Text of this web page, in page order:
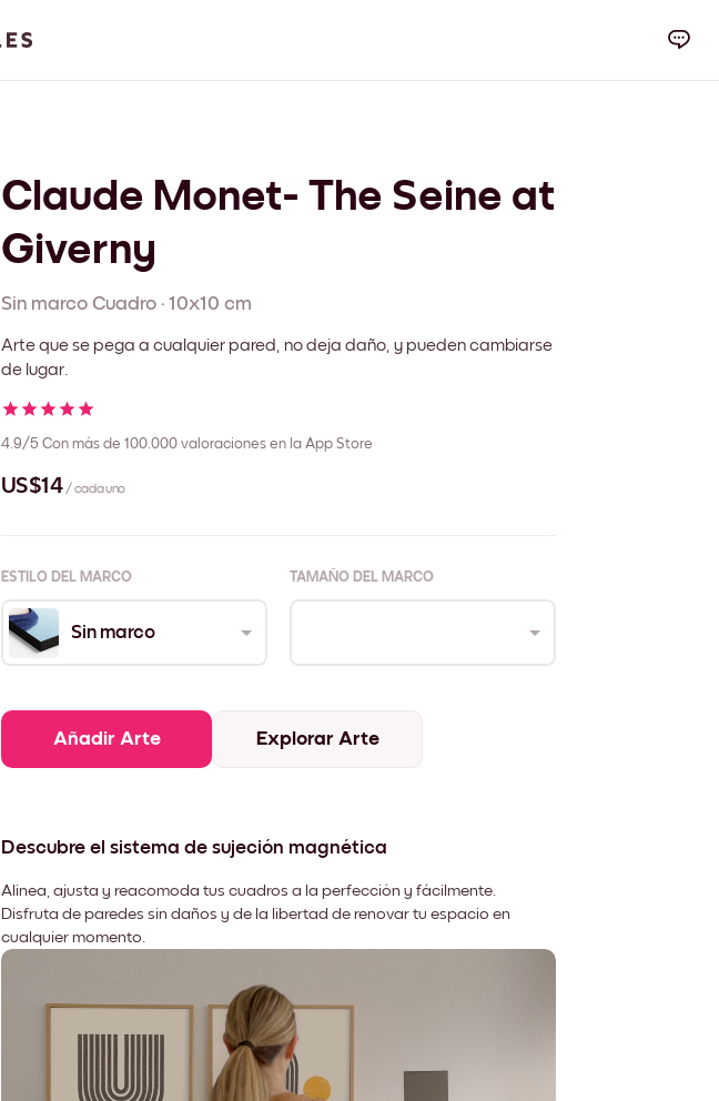
Claude Monet- The Seine at
Giverny
Sin marco Cuadro · 10x10 cm
Arte que se pega a cualquier pared, no deja daño, y pueden cambiarse
de lugar.
4.9/5 Con más de 100.000 valoraciones en la App Store
US$14 / cada uno
ESTILO DEL MARCO TAMAÑO DEL MARCO
Sin marco
Añadir Arte Explorar Arte
Descubre el sistema de sujeción magnética
Alinea, ajusta y reacomoda tus cuadros a la perfección y fácilmente.
Disfruta de paredes sin daños y de la libertad de renovar tu espacio en
cualquier momento.